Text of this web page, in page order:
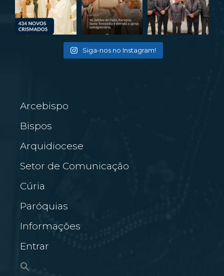
Siga-nos no Instagram!
Arcebispo
Bispos
Arquidiocese
Setor de Comunicação
Cúria
Paróquias
Informações
Entrar